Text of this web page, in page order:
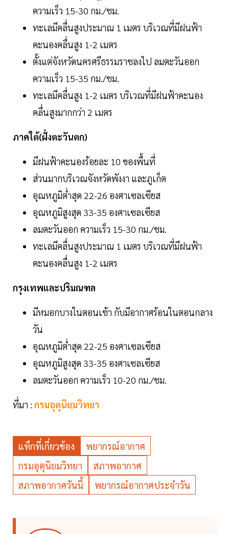
ความเร็ว 15-30 กม./ชม.
ทะเลมีคลื่นสูงประมาณ 1 เมตร บริเวณที่มีฝนฟ้า
คะนองคลื่นสูง 1-2 เมตร
ตั้งแต่จังหวัดนครศรีธรรมราชลงไป ลมตะวันออก
ความเร็ว 15-35 กม./ชม.
ทะเลมีคลื่นสูง 1-2 เมตร บริเวณที่มีฝนฟ้าคะนอง
คลื่นสูงมากกว่า 2 เมตร
ภาคใต้(ฝั่งตะวันตก)
มีฝนฟ้าคะนองร้อยละ 10 ของพื้นที่
ส่วนมากบริเวณจังหวัดพังงา และภูเก็ต
อุณหภูมิต่ำสุด 22-26 องศาเซลเซียส
อุณหภูมิสูงสุด 33-35 องศาเซลเซียส
ลมตะวันออก ความเร็ว 15-30 กม./ชม.
ทะเลมีคลื่นสูงประมาณ 1 เมตร บริเวณที่มีฝนฟ้า
คะนองคลื่นสูง 1-2 เมตร
กรุงเทพและปริมณฑล
มีหมอกบางในตอนเช้า กับมีอากาศร้อนในตอนกลาง
วัน
อุณหภูมิต่ำสุด 22-25 องศาเซลเซียส
อุณหภูมิสูงสุด 33-35 องศาเซลเซียส
ลมตะวันออก ความเร็ว 10-20 กม./ชม.
ที่มา : กรมอุตุนิยมวิทยา
แท็กที่เกี่ยวข้อง
พยากรณ์อากาศ
กรมอุตุนิยมวิทยา
สภาพอากาศ
สภาพอากาศวันนี้
พยากรณ์อากาศประจำวัน